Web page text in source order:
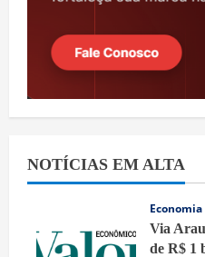
NOTÍCIAS EM ALTA
Economia
Via
de R$ 1